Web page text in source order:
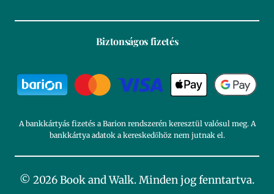
Biztonságos fizetés
A bankkártyás fizetés a Barion rendszerén keresztül valósul meg. A
bankkártya adatok a kereskedőhöz nem jutnak el.
© 2026 Book and Walk. Minden jog fenntartva.